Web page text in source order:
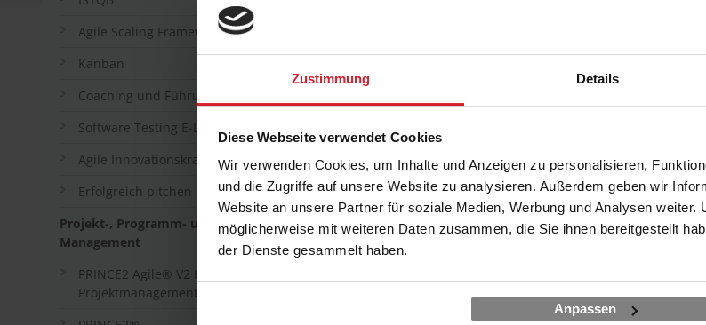
Zustimmung Details
Diese Webseite verwendet Cookies
Wir verwenden Cookies, um Inhalte und Anzeigen zu personalisieren,
und die Zugriffe auf unsere Website zu analysieren. Außerdem geben wir
Website an unsere Partner für soziale Medien, Werbung und Analysen
möglicherweise mit weiteren Daten zusammen, die Sie ihnen bereitgestellt
der Dienste gesammelt haben.
Anpassen
Agile Scaling Frameworks
Kanban
Coaching und Führung in agilen Teams
Software Testing E-Learning
Agile Innovationskraft: Design Thinking
Erfolgreich pitchen in agilen Projekten
Projekt-, Programm- und Portfolio-
Management
PRINCE2 Agile® V2 Hybrides
Projektmanagement
22.09.27
Online LIVE